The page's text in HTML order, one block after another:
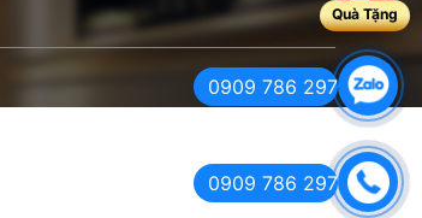
Quà Tặng
0909 786 297
0909 786 297